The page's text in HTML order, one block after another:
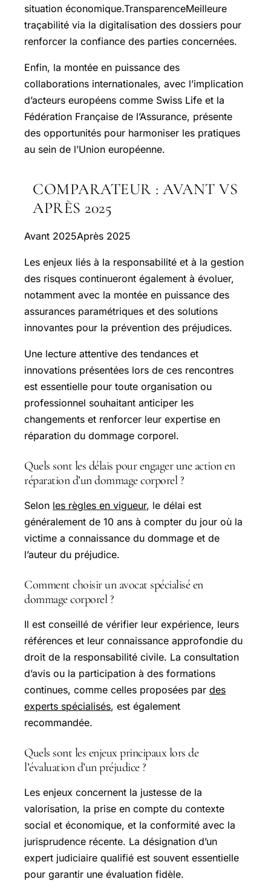
situation économique.TransparenceMeilleure
traçabilité via la digitalisation des dossiers pour
renforcer la confiance des parties concernées.
Enfin, la montée en puissance des
collaborations internationales, avec l’implication
d’acteurs européens comme Swiss Life et la
Fédération Française de l’Assurance, présente
des opportunités pour harmoniser les pratiques
au sein de l’Union européenne.
COMPARATEUR : AVANT VS
APRÈS 2025
Avant 2025Après 2025
Les enjeux liés à la responsabilité et à la gestion
des risques continueront également à évoluer,
notamment avec la montée en puissance des
assurances paramétriques et des solutions
innovantes pour la prévention des préjudices.
Une lecture attentive des tendances et
innovations présentées lors de ces rencontres
est essentielle pour toute organisation ou
professionnel souhaitant anticiper les
changements et renforcer leur expertise en
réparation du dommage corporel.
Quels sont les délais pour engager une action en
réparation d’un dommage corporel ?
Selon les règles en vigueur, le délai est
généralement de 10 ans à compter du jour où la
victime a connaissance du dommage et de
l’auteur du préjudice.
Comment choisir un avocat spécialisé en
dommage corporel ?
Il est conseillé de vérifier leur expérience, leurs
références et leur connaissance approfondie du
droit de la responsabilité civile. La consultation
d’avis ou la participation à des formations
continues, comme celles proposées par des
experts spécialisés, est également
recommandée.
Quels sont les enjeux principaux lors de
l’évaluation d’un préjudice ?
Les enjeux concernent la justesse de la
valorisation, la prise en compte du contexte
social et économique, et la conformité avec la
jurisprudence récente. La désignation d’un
expert judiciaire qualifié est souvent essentielle
pour garantir une évaluation fidèle.